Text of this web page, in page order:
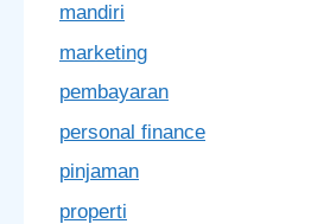
mandiri
marketing
pembayaran
personal finance
pinjaman
properti